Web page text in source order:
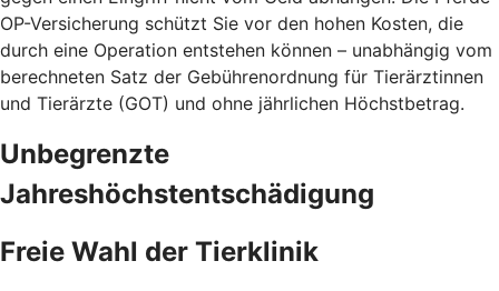
OP-Versicherung schützt Sie vor den hohen Kosten, die
durch eine Operation entstehen können – unabhängig vom
berechneten Satz der Gebührenordnung für Tierärztinnen
und Tierärzte (GOT) und ohne jährlichen Höchstbetrag.
Unbegrenzte
Jahreshöchstentschädigung
Freie Wahl der Tierklinik